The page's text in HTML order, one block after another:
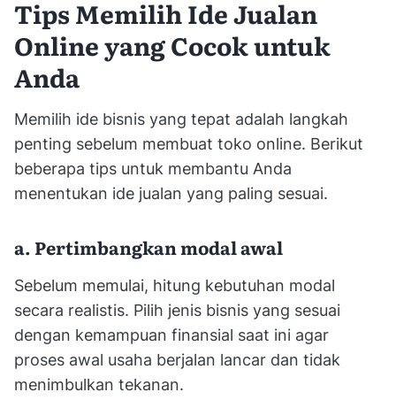
Tips Memilih Ide Jualan
Online yang Cocok untuk
Anda
Memilih ide bisnis yang tepat adalah langkah
penting sebelum membuat toko online. Berikut
beberapa tips untuk membantu Anda
menentukan ide jualan yang paling sesuai.
a. Pertimbangkan modal awal
Sebelum memulai, hitung kebutuhan modal
secara realistis. Pilih jenis bisnis yang sesuai
dengan kemampuan finansial saat ini agar
proses awal usaha berjalan lancar dan tidak
menimbulkan tekanan.